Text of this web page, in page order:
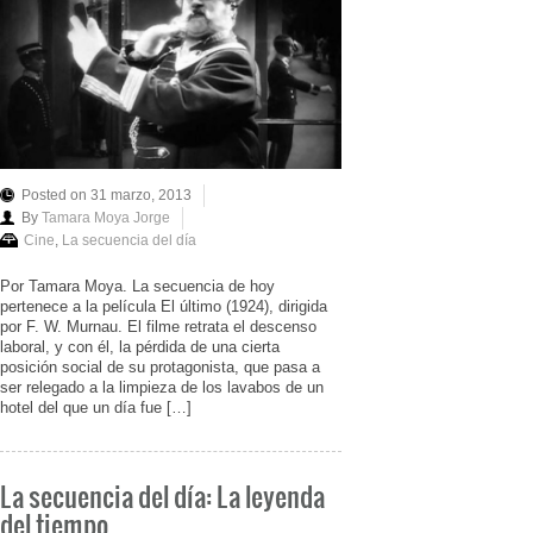
Posted on 31 marzo, 2013
By Tamara Moya Jorge
Cine, La secuencia del día
Por Tamara Moya. La secuencia de hoy
pertenece a la película El último (1924), dirigida
por F. W. Murnau. El filme retrata el descenso
laboral, y con él, la pérdida de una cierta
posición social de su protagonista, que pasa a
ser relegado a la limpieza de los lavabos de un
hotel del que un día fue […]
La secuencia del día: La leyenda
del tiempo